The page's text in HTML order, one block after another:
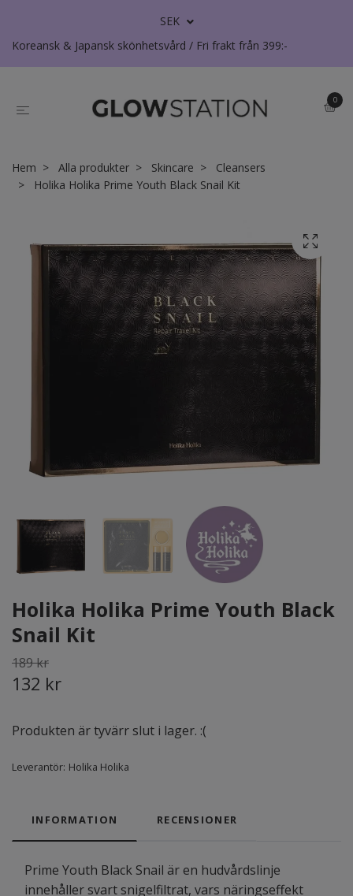
SEK
Koreansk & Japansk skönhetsvård / Fri frakt från 399:-
0
Hem Alla produkter Skincare
Cleansers
Holika Holika Prime Youth Black Snail Kit
Holika Holika Prime Youth Black
Snail Kit
189 kr
132 kr
Produkten är tyvärr slut i lager. :(
Leverantör: Holika Holika
INFORMATION RECENSIONER
Prime Youth Black Snail är en hudvårdslinje
innehåller svart snigelfiltrat, vars näringseffekt